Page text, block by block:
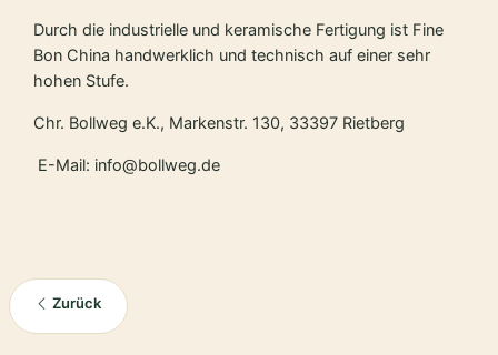
Durch die industrielle und keramische Fertigung ist Fine
Bon China handwerklich und technisch auf einer sehr
hohen Stufe.
Chr. Bollweg e.K., Markenstr. 130, 33397 Rietberg
E-Mail: info@bollweg.de
Zurück